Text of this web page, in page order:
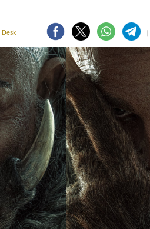
|